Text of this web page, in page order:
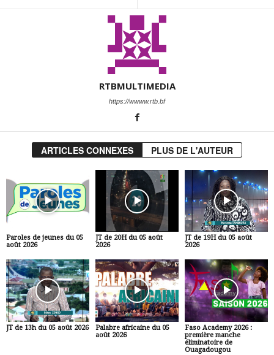
RTBMULTIMEDIA
https://wwww.rtb.bf
ARTICLES CONNEXES PLUS DE L'AUTEUR
Paroles de jeunes du 05
août 2026
JT de 20H du 05 août
2026
JT de 19H du 05 août
2026
JT de 13h du 05 août 2026
Palabre africaine du 05
août 2026
Faso Academy 2026 :
première manche
éliminatoire de
Ouagadougou